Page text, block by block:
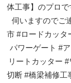
体工事】のプロ
伺いますのでご
市 #ロードカッタ
パワーゲート #
リートカッター #
切断 #橋梁補修工